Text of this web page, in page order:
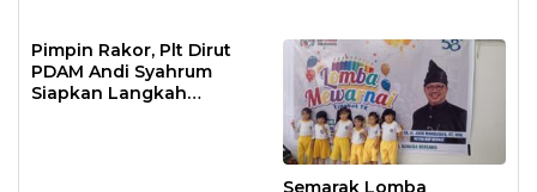
Pimpin Rakor, Plt Dirut
PDAM Andi Syahrum
Siapkan Langkah
Semarak Lomba